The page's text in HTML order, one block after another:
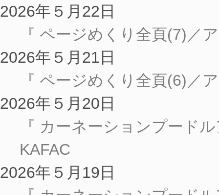
2026年５月22日
『 ページめくり全頁(7)／
2026年５月21日
『 ページめくり全頁(6)／
2026年５月20日
『 カーネーションプード
KAFAC
2026年５月19日